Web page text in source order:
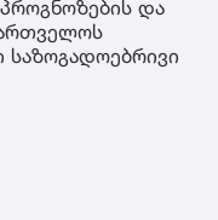
და
საზოგადოებრივი